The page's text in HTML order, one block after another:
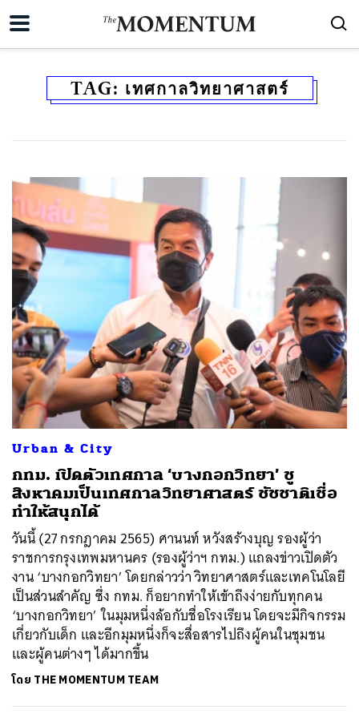
TAG: เทศกาลวิทยาศาสตร์
Urban & City
กทม. เปิดตัวเทศกาล ‘บางกอกวิทยา’ ชู
สิงหาคมเป็นเทศกาลวิทยาศาสตร์ ชัชชาติเชื่อ
ทำให้สนุกได้
วันนี้ (27 กรกฎาคม 2565) ศานนท์ หวังสร้างบุญ รองผู้ว่า
ราชการกรุงเทพมหานคร (รองผู้ว่าฯ กทม.) แถลงข่าวเปิดตัว
งาน ‘บางกอกวิทยา’ โดยกล่าวว่า วิทยาศาสตร์และเทคโนโลยี
เป็นส่วนสำคัญ ซึ่ง กทม.​ ก็อยากทำให้เข้าถึงง่ายกับทุกคน
‘บางกอกวิทยา’ ในมุมหนึ่งล้อกับชื่อโรงเรียน โดยจะมีกิจกรรม
เกี่ยวกับเด็ก และอีกมุมหนึ่งก็จะสื่อสารไปถึงผู้คนในชุมชน
และผู้คนต่างๆ ได้มากขึ้น
โดย THE MOMENTUM TEAM
ค้นหา
SHARE